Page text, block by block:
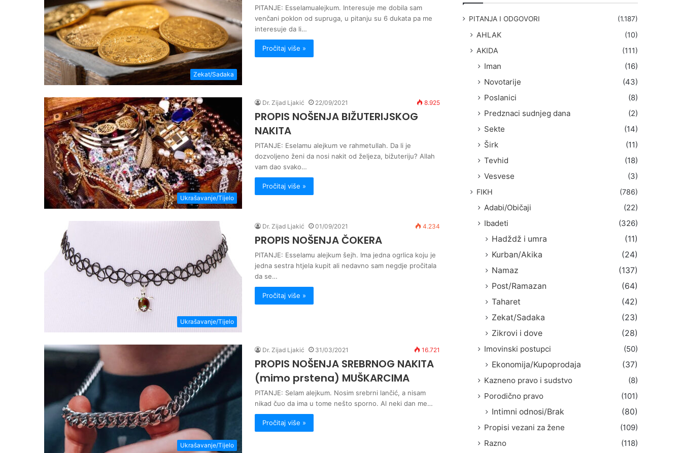
Zekat/Sadaka
PITANJE: Esselamualejkum. Interesuje me dobila sam
venčani poklon od supruga, u pitanju su 6 dukata pa me
interesuje da li…
Pročitaj više »
Ukrašavanje/Tijelo
Dr. Zijad Ljakić 22/09/2021 8.925
PROPIS NOŠENJA BIŽUTERIJSKOG
NAKITA
PITANJE: Eselamu alejkum ve rahmetullah. Da li je
dozvoljeno ženi da nosi nakit od željeza, bižuteriju? Allah
vam dao svako…
Pročitaj više »
Ukrašavanje/Tijelo
Dr. Zijad Ljakić 01/09/2021 4.234
PROPIS NOŠENJA ČOKERA
PITANJE: Esselamu alejkum šejh. Ima jedna ogrlica koju je
jedna sestra htjela kupit ali nedavno sam negdje pročitala
da se…
Pročitaj više »
Ukrašavanje/Tijelo
Dr. Zijad Ljakić 31/03/2021 16.721
PROPIS NOŠENJA SREBRNOG NAKITA
(mimo prstena) MUŠKARCIMA
PITANJE: Selam alejkum. Nosim srebrni lančić, a nisam
nikad čuo da ima u tome nešto sporno. Al neki dan me…
Pročitaj više »
PITANJA I ODGOVORI (1.187)
AHLAK
(10)
AKIDA
(111)
Iman
(16)
Novotarije
(43)
Poslanici
(8)
Predznaci sudnjeg dana
(2)
Sekte
(14)
Širk
(11)
Tevhid
(18)
Vesvese
(3)
FIKH (786)
Adabi/Običaji
(22)
Ibadeti
(326)
Hadždž i umra
(11)
Kurban/Akika
(24)
Namaz
(137)
Post/Ramazan
(64)
Taharet
(42)
Zekat/Sadaka
(23)
Zikrovi i dove
(28)
Imovinski postupci
(50)
Ekonomija/Kupoprodaja
(37)
Kazneno pravo i sudstvo
(8)
Porodično pravo
(101)
Intimni odnosi/Brak
(80)
Propisi vezani za žene
(109)
Razno
(118)